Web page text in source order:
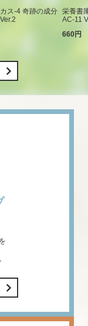
ス-4 奇跡の成分 栄養書
AC-11
660円